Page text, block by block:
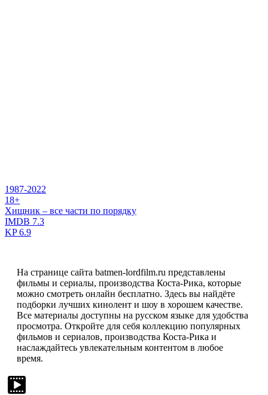
1987-2022
18+
Хищник – все части по порядку
IMDB 7.3
KP6.9
На странице сайта batmen-lordfilm.ru представлены
фильмы и сериалы, производства Коста-Рика, которые
можно смотреть онлайн бесплатно. Здесь вы найдёте
подборки лучших кинолент и шоу в хорошем качестве.
Все материалы доступны на русском языке для удобства
просмотра. Откройте для себя коллекцию популярных
фильмов и сериалов, производства Коста-Рика и
наслаждайтесь увлекательным контентом в любое
время.